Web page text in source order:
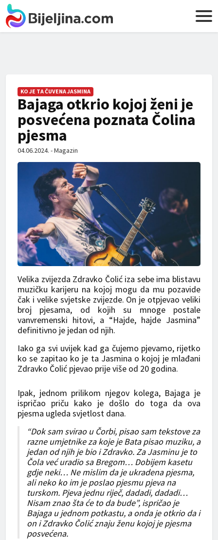
KO JE TA ČUVENA JASMINA
Bajaga otkrio kojoj ženi je
posvećena poznata Čolina
pjesma
04.06.2024. - Magazin
Velika zvijezda Zdravko Čolić iza sebe ima blistavu
muzičku karijeru na kojoj mogu da mu pozavide
čak i velike svjetske zvijezde. On je otpjevao veliki
broj pjesama, od kojih su mnoge postale
vanvremenski hitovi, a “Hajde, hajde Jasmina”
definitivno je jedan od njih.
Iako ga svi uvijek kad ga čujemo pjevamo, rijetko
ko se zapitao ko je ta Jasmina o kojoj je mlađani
Zdravko Čolić pjevao prije više od 20 godina.
Ipak, jednom prilikom njegov kolega, Bajaga je
ispričao priču kako je došlo do toga da ova
pjesma ugleda svjetlost dana.
“Dok sam svirao u Čorbi, pisao sam tekstove za
razne umjetnike za koje je Bata pisao muziku, a
jedan od njih je bio i Zdravko. Za Jasminu je to
Čola već uradio sa Bregom… Dobijem kasetu
gdje neki… Ne mislim da je ukradena pjesma,
ali neko ko im je poslao pjesmu pjeva na
turskom. Pjeva jednu riječ, dadadi, dadadi…
Nisam znao šta će to da bude”, ispričao je
Bajaga u jednom potkastu, a onda je otkrio da i
on i Zdravko Čolić znaju ženu kojoj je pjesma
posvećena.